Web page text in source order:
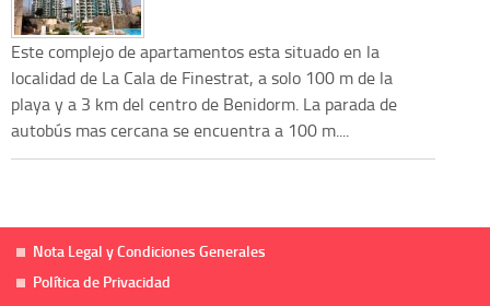
Este complejo de apartamentos esta situado en la
localidad de La Cala de Finestrat, a solo 100 m de la
playa y a 3 km del centro de Benidorm. La parada de
autobús mas cercana se encuentra a 100 m....
Nota Legal y Condiciones Generales
Política de Privacidad